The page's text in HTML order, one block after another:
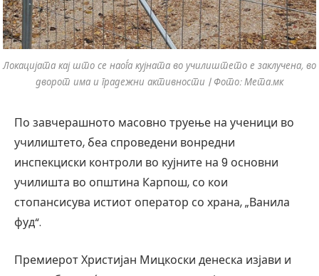
Локацијата кај што се наоѓа кујната во училиштето е заклучена, во
дворот има и градежни активности | Фото: Мета.мк
По завчерашното масовно труење на ученици во
училиштето, беа спроведени вонредни
инспекциски контроли во кујните на 9 основни
училишта во општина Карпош, со кои
стопансисува истиот оператор со храна, „Ванила
фуд“.
Премиерот Христијан Мицкоски денеска изјави и